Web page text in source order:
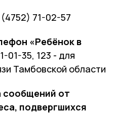
71-02-57
«Ребёнок в
01-35, 123 - для
Тамбовской области
сообщений от
подвергшихся